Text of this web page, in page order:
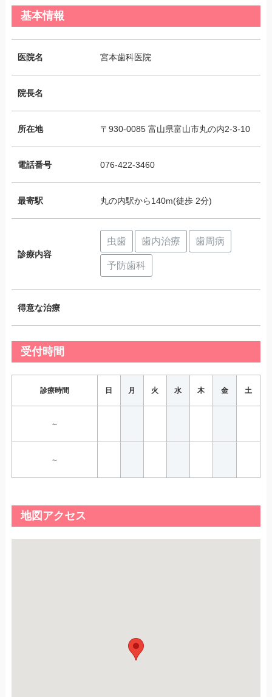
基本情報
医院名 宮本歯科医院
院長名
所在地 〒930-0085 富山県富山市丸の内2-3-10
電話番号 076-422-3460
最寄駅 丸の内駅から140m(徒歩 2分)
診療内容
虫歯 歯内治療 歯周病
予防歯科
得意な治療
受付時間
診療時間 日 月 火 水 木 金 土
～
～
地図アクセス